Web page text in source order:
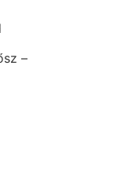
–